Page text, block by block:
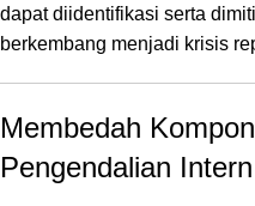
dapat diidentifikasi serta
berkembang menjadi krisis
Membedah
Pengendalian